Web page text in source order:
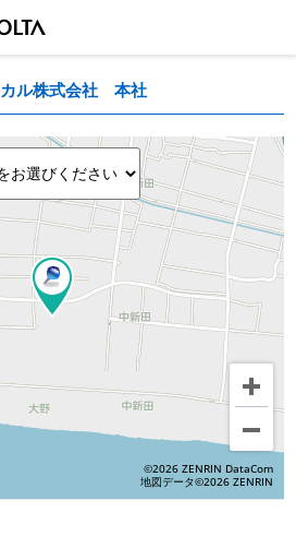
ル株式会社　本社
©2026 ZENRIN DataCom
地図データ©2026 ZENRIN